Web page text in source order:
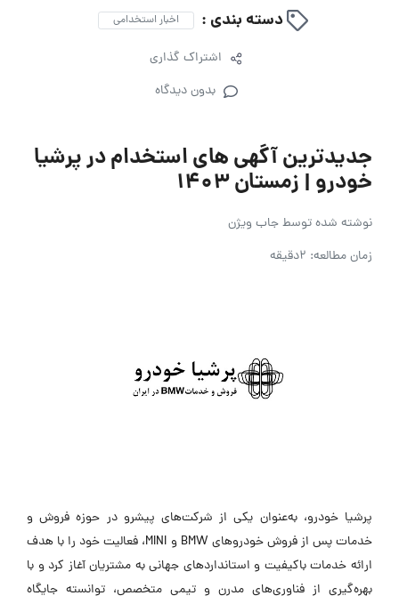
دسته بندی : اخبار استخدامی
اشتراک گذاری
بدون دیدگاه
جدیدترین آگهی های استخدام در پرشیا
خودرو | زمستان ۱۴۰۳
نوشته شده توسطجاب ویژن
زمان مطالعه: 2دقیقه
پرشیا خودرو، به‌عنوان یکی از شرکت‌های پیشرو در حوزه فروش و
خدمات پس از فروش خودروهای BMW و MINI، فعالیت خود را با هدف
ارائه خدمات باکیفیت و استانداردهای جهانی به مشتریان آغاز کرد و با
بهره‌گیری از فناوری‌های مدرن و تیمی متخصص، توانسته جایگاه